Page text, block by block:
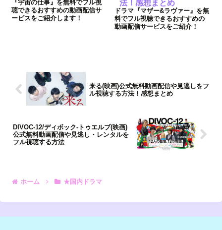
『宇宙の仕事』を無料でフル視
聴できるおすすめの動画配信サ
ービスをご紹介します！
法！感想まとめ
ドラマ『マザー&ラヴァー』を無
料でフル視聴できるおすすめの
動画配信サービスをご紹介！
来る(映画)公式無料動画配信や見逃しをフ
ル視聴する方法！感想まとめ
DIVOC-12/ディボック‐トゥエルブ(映画)
公式無料動画配信や見逃し・レンタルを
フル視聴する方法
ホーム ★国内ドラマ